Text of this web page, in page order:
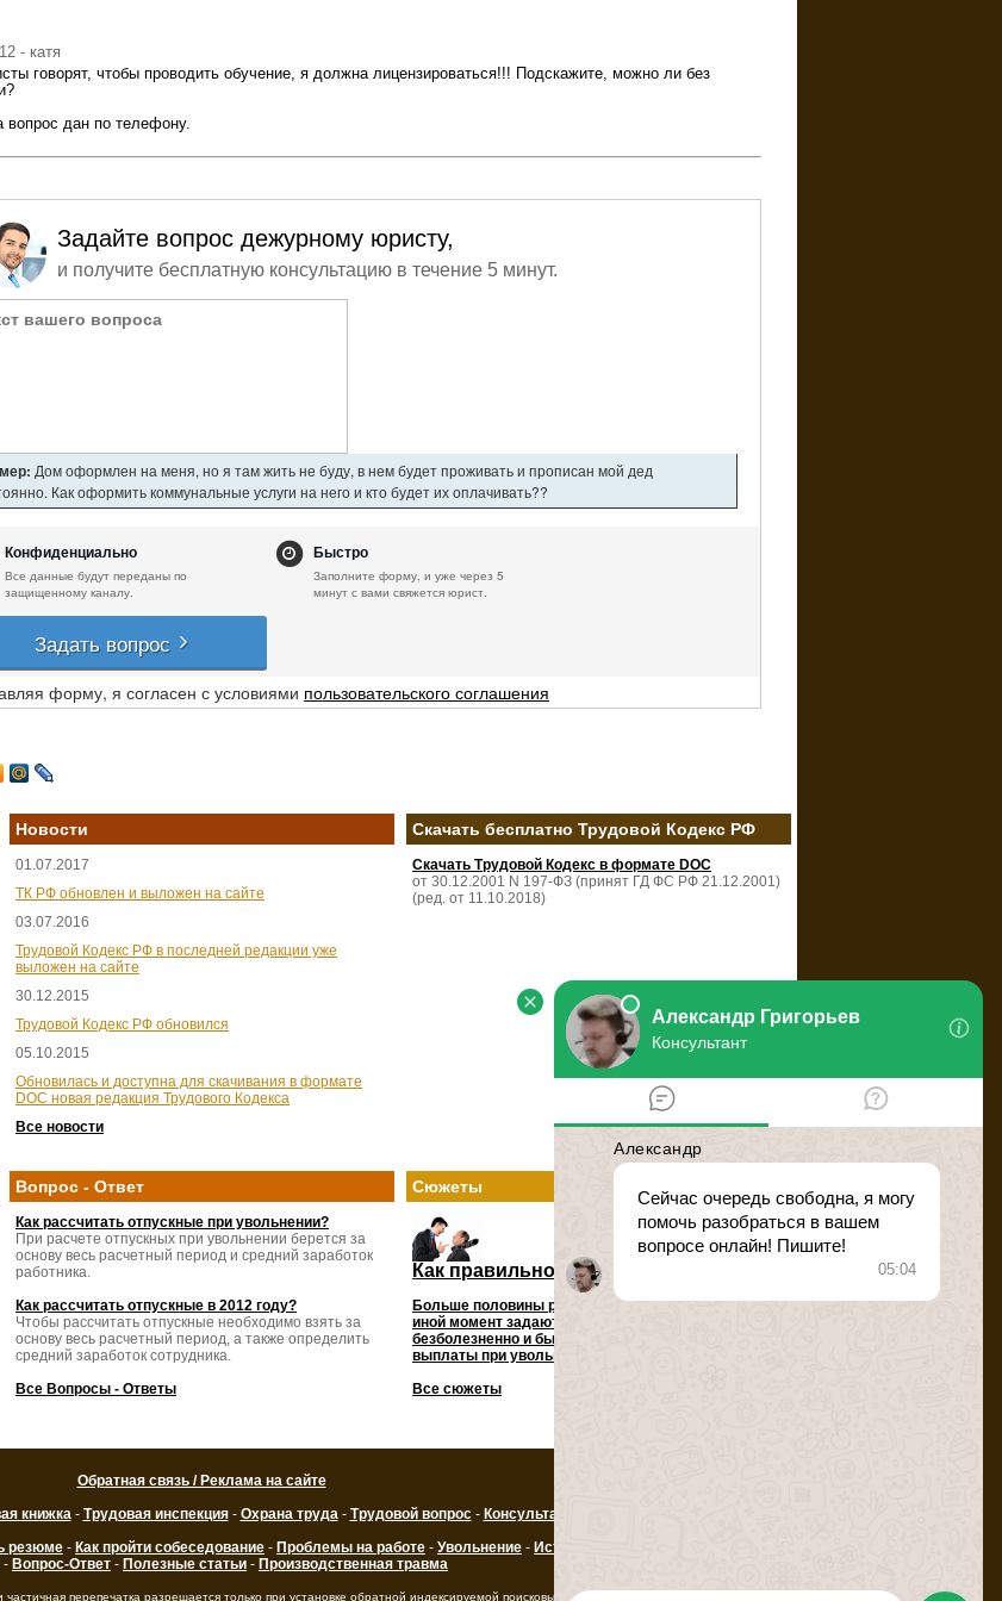
- катя
говорят, чтобы проводить обучение, я должна лицензироваться!!! Подскажите, можно ли без
вопрос дан по телефону.
Задайте вопрос дежурному юристу,
и получите бесплатную консультацию в течение 5 минут.
Дом оформлен на меня, но я там жить не буду, в нем будет проживать и прописан мой дед
Как оформить коммунальные услуги на него и кто будет их оплачивать??
Конфиденциально
Все данные будут переданы по
защищенному каналу.
Быстро
Заполните форму, и уже через 5
минут с вами свяжется юрист.
Задать вопрос
форму, я согласен с условиями пользовательского соглашения
Новости
01.07.2017
ТК РФ обновлен и выложен на сайте
03.07.2016
Трудовой Кодекс РФ в последней редакции уже
выложен на сайте
30.12.2015
Трудовой Кодекс РФ обновился
05.10.2015
Обновилась и доступна для скачивания в формате
DOC новая редакция Трудового Кодекса
Все новости
Скачать бесплатно Трудовой Кодекс РФ
Скачать Трудовой Кодекс в формате DOC
от 30.12.2001 N 197-ФЗ (принят ГД ФС РФ 21.12.2001)
(ред. от 11.10.2018)
Вопрос - Ответ
Как рассчитать отпускные при увольнении?
При расчете отпускных при увольнении берется за
основу весь расчетный период и средний заработок
работника.
Как рассчитать отпускные в 2012 году?
Чтобы рассчитать отпускные необходимо взять за
основу весь расчетный период, а также определить
средний заработок сотрудника.
Все Вопросы - Ответы
Сюжеты
Как правильно уволиться с работы
Больше половины работающих граждан в тот или
иной момент задаются вопросом: как наиболее
безболезненно и быстро уволиться с работы,
выплаты при увольнении, сроки увольнения, и т.д.
Все сюжеты
Обратная связь / Реклама на сайте
книжка- Трудовая инспекция- Охрана труда- Трудовой вопрос- Консультации по трудовому праву
резюме - Как пройти собеседование - Проблемы на работе - Увольнение - Истории увольнения
- Вопрос-Ответ - Полезные статьи - Производственная травма
перепечатка разрешается только при установке обратной индексируемой поисковыми системами ссылки на ресурс.